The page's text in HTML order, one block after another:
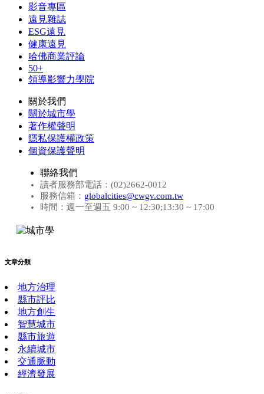
影音專區
遠見雜誌
ESG遠見
健康遠見
哈佛商業評論
50+
領導影響力學院
關於我們
關於城市學
著作權聲明
隱私保護權政策
個資保護聲明
聯絡我們
讀者服務部電話：(02)2662-0012
服務信箱： globalcities@cwgv.com.tw
時間：週一至週五 9:00 ~ 12:30;13:30 ~ 17:00
文章分類
地方治理
縣市評比
地方創生
智慧城市
縣市旅遊
永續城市
交通脈動
經濟發展